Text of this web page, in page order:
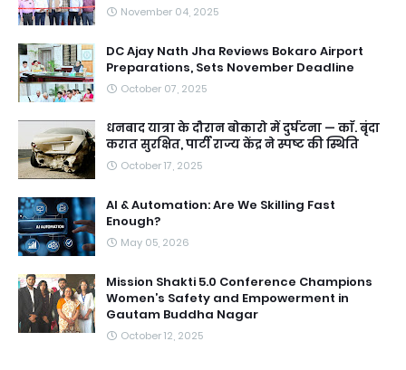
November 04, 2025
DC Ajay Nath Jha Reviews Bokaro Airport
Preparations, Sets November Deadline
October 07, 2025
धनबाद यात्रा के दौरान बोकारो में दुर्घटना — काॅ. बृंदा
करात सुरक्षित, पार्टी राज्य केंद्र ने स्पष्ट की स्थिति
October 17, 2025
AI & Automation: Are We Skilling Fast
Enough?
May 05, 2026
Mission Shakti 5.0 Conference Champions
Women’s Safety and Empowerment in
Gautam Buddha Nagar
October 12, 2025